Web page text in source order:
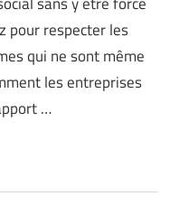
pour respecter les
qui ne sont même
les entreprises
…